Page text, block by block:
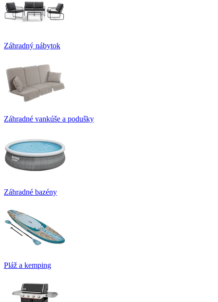
Záhradný nábytok
Záhradné vankúše a podušky
Záhradné bazény
Pláž a kemping